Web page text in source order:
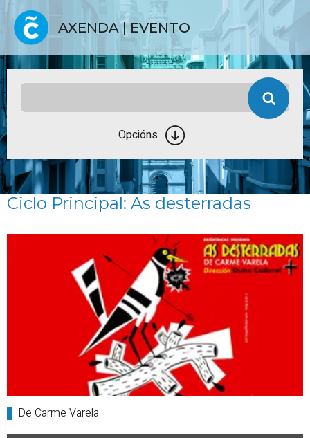
AXENDA | EVENTO
Opcións
Ciclo Principal: As desterradas
De Carme Varela